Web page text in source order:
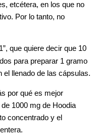
etcétera, en los que no
Por lo tanto, no
que quiere decir que 10
para preparar 1 gramo
el llenado de las cápsulas.
por qué es mejor
1000 mg de Hoodia
concentrado y el